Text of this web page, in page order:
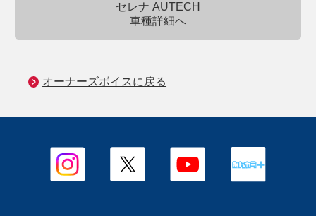
セレナ AUTECH
車種詳細へ
オーナーズボイスに戻る